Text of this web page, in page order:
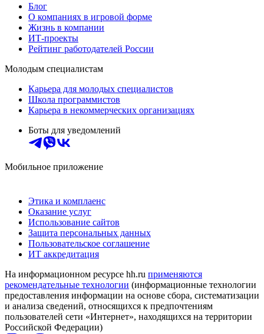
Блог
О компаниях в игровой форме
Жизнь в компании
ИТ-проекты
Рейтинг работодателей России
Молодым специалистам
Карьера для молодых специалистов
Школа программистов
Карьера в некоммерческих организациях
Боты для уведомлений
Мобильное приложение
Этика и комплаенс
Оказание услуг
Использование сайтов
Защита персональных данных
Пользовательское соглашение
ИТ аккредитация
На информационном ресурсе hh.ru применяются
рекомендательные технологии (информационные технологии
предоставления информации на основе сбора, систематизации
и анализа сведений, относящихся к предпочтениям
пользователей сети «Интернет», находящихся на территории
Российской Федерации)